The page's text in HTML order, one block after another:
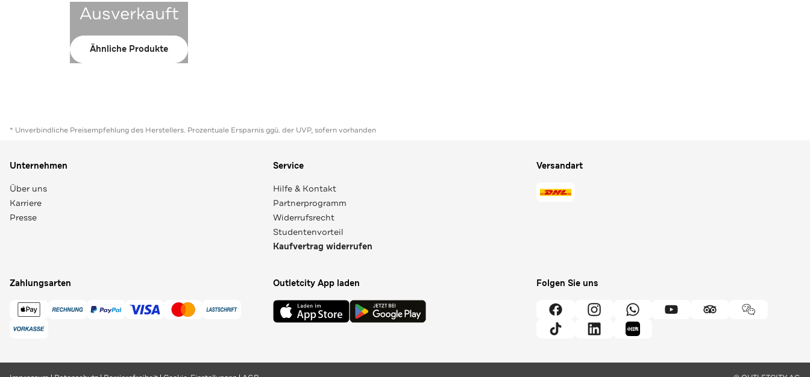
Ausverkauft
Ähnliche Produkte
* Unverbindliche Preisempfehlung des Herstellers. Prozentuale Ersparnis ggü. der UVP, sofern vorhanden
Unternehmen
Über uns
Karriere
Presse
Service
Hilfe & Kontakt
Partnerprogramm
Widerrufsrecht
Studentenvorteil
Kaufvertrag widerrufen
Versandart
Zahlungsarten Outletcity App laden Folgen Sie uns